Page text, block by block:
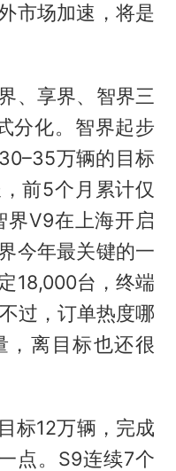
市场加速，将是
、享界、智界三
分化。智界起步
万辆的目标
前5个月累计仅
V9在上海开启
今年最关键的一
18,000台，终端
过，订单热度哪
，离目标也还很
标12万辆，完成
点。S9连续7个